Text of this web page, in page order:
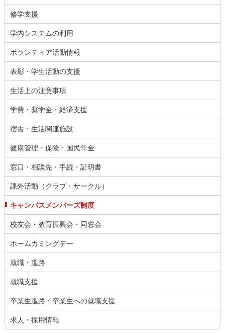
修学支援
学内システムの利用
ボランティア活動情報
表彰・学生活動の支援
生活上の注意事項
学費・奨学金・経済支援
宿舎・生活関連施設
健康管理・保険・国民年金
窓口・相談先・手続・証明書
課外活動（クラブ・サークル）
キャンパスメンバーズ制度
校友会・教育振興会・同窓会
ホームカミングデー
就職・進路
就職支援
卒業生進路・卒業生への就職支援
求人・採用情報